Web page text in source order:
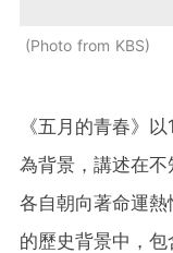
Photo from KBS
《五月的青春》
為背景，講述在不
各自朝向著命運
的歷史背景中，